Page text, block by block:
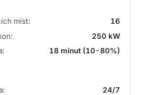
míst:
16
250 kW
18 minut (10-80%)
24/7